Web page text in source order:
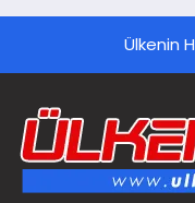
Ülkenin